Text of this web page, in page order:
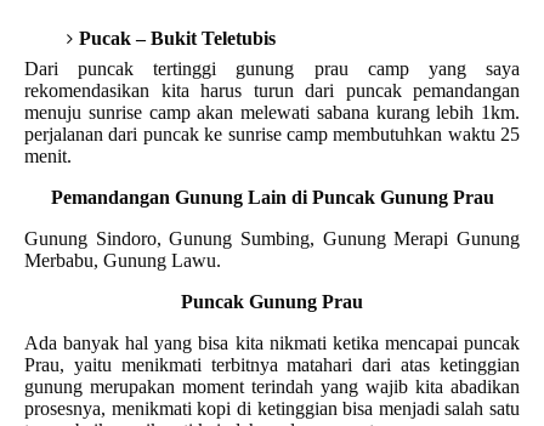
Pucak – Bukit Teletubis
Dari puncak tertinggi gunung prau camp yang saya
rekomendasikan kita harus turun dari puncak pemandangan
menuju sunrise camp akan melewati sabana kurang lebih 1km.
perjalanan dari puncak ke sunrise camp membutuhkan waktu 25
menit.
Pemandangan Gunung Lain di Puncak Gunung Prau
Gunung Sindoro, Gunung Sumbing, Gunung Merapi Gunung
Merbabu, Gunung Lawu.
Puncak Gunung Prau
Ada banyak hal yang bisa kita nikmati ketika mencapai puncak
Prau, yaitu menikmati terbitnya matahari dari atas ketinggian
gunung merupakan moment terindah yang wajib kita abadikan
prosesnya, menikmati kopi di ketinggian bisa menjadi salah satu